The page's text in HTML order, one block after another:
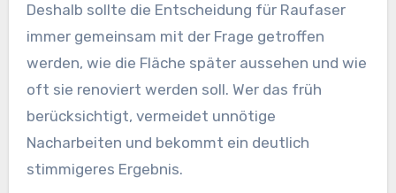
Deshalb sollte die Entscheidung für Raufaser
immer gemeinsam mit der Frage getroffen
werden, wie die Fläche später aussehen und wie
oft sie renoviert werden soll. Wer das früh
berücksichtigt, vermeidet unnötige
Nacharbeiten und bekommt ein deutlich
stimmigeres Ergebnis.